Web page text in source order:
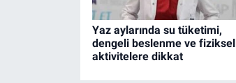
Yaz aylarında su tüketimi,
dengeli beslenme ve fiziksel
aktivitelere dikkat